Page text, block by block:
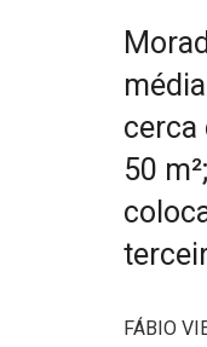
cerca
50
FÁBIO